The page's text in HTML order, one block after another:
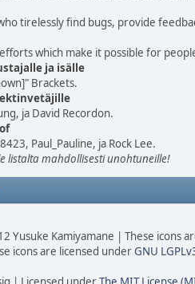
tirelessly find bugs, provide
which make it possible for
ja isälle
Brackets.
ja David Recordon.
Paul_Pauline, ja Rock Lee.
listalta mahdollisesti unohtuneille!
Yusuke Kamiyamane | These icons
icons are licensed underGNU